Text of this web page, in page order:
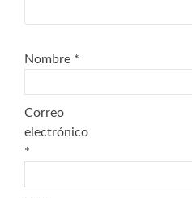
Nombre *
Correo
electrónico
*